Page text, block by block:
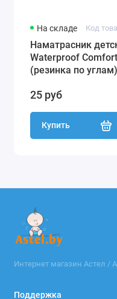
На складе Код
Наматрасник
Waterproof
(резинка по углам)
25 руб
Купить
Интернет магазин Астел /
Поддержка